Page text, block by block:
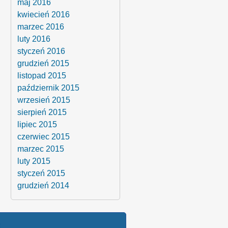
maj 2016
kwiecień 2016
marzec 2016
luty 2016
styczeń 2016
grudzień 2015
listopad 2015
październik 2015
wrzesień 2015
sierpień 2015
lipiec 2015
czerwiec 2015
marzec 2015
luty 2015
styczeń 2015
grudzień 2014